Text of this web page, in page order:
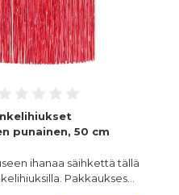
punainen, 50 cm
ihanaa säihkettä tällä
Pakkaukses…